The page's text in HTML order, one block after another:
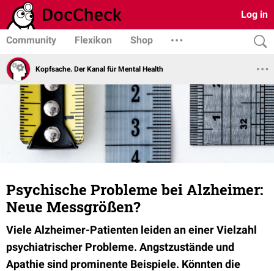
Log in
Community Flexikon Shop
Kopfsache. Der Kanal für Mental Health
Psychische Probleme bei Alzheimer:
Neue Messgrößen?
Viele Alzheimer-Patienten leiden an einer Vielzahl
psychiatrischer Probleme. Angstzustände und
Apathie sind prominente Beispiele. Könnten die